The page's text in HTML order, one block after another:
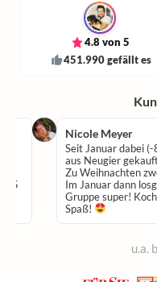
4.8 von 5
451.990 gefällt es
-45
Nicole Meyer
Seit Januar dabei (-
aus Neugier
Zu Weihnachten
Im Januar dann
Gruppe super!
Spaß!
u.a.